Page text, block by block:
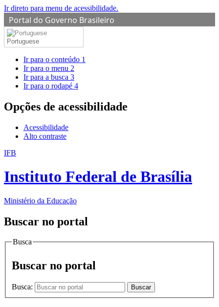
Ir direto para menu de acessibilidade.
Portal do Governo Brasileiro
Portuguese
Ir para o conteúdo 1
Ir para o menu 2
Ir para a busca 3
Ir para o rodapé 4
Opções de acessibilidade
Acessibilidade
Alto contraste
IFB
Instituto Federal de Brasília
Ministério da Educação
Buscar no portal
Busca
Buscar no portal
Busca: Buscar